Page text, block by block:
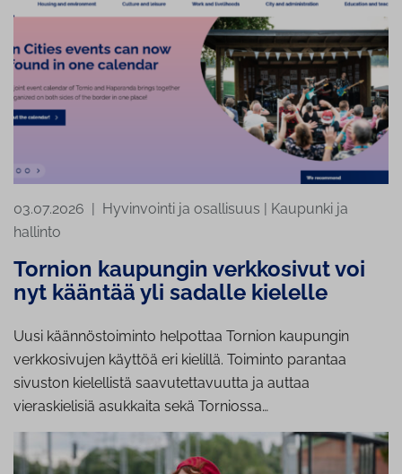
03.07.2026 Hyvinvointi ja osallisuus
Kaupunki ja
hallinto
Tornion kaupungin verkkosivut voi
nyt kääntää yli sadalle kielelle
Uusi käännöstoiminto helpottaa Tornion kaupungin
verkkosivujen käyttöä eri kielillä. Toiminto parantaa
sivuston kielellistä saavutettavuutta ja auttaa
vieraskielisiä asukkaita sekä Torniossa…